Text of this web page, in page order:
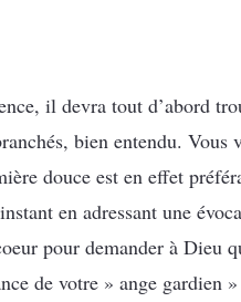
il devra tout d’abord
bien entendu.
douce est en effet
en adressant une
pour demander à Dieu
de votre » ange